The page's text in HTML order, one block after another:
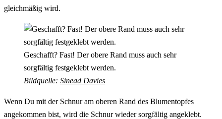
gleichmäßig wird.
Geschafft? Fast! Der obere Rand muss auch sehr
sorgfältig festgeklebt werden.
Bildquelle: Sinead Davies
Wenn Du mit der Schnur am oberen Rand des Blumentopfes
angekommen bist, wird die Schnur wieder sorgfältig angeklebt.